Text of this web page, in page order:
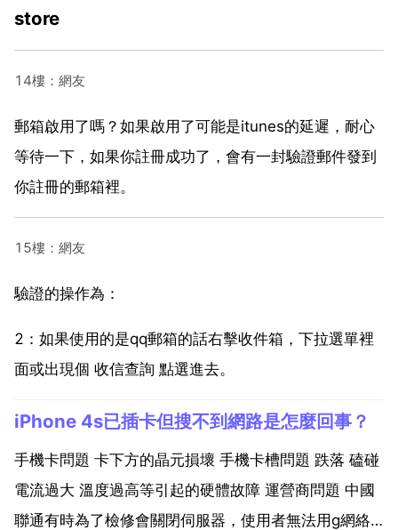
store
14樓：網友
郵箱啟用了嗎？如果啟用了可能是itunes的延遲，耐心
等待一下，如果你註冊成功了，會有一封驗證郵件發到
你註冊的郵箱裡。
15樓：網友
驗證的操作為：
2：如果使用的是qq郵箱的話右擊收件箱，下拉選單裡
面或出現個 收信查詢 點選進去。
iPhone 4s已插卡但搜不到網路是怎麼回事？
手機卡問題 卡下方的晶元損壞 手機卡槽問題 跌落 磕碰
電流過大 溫度過高等引起的硬體故障 運營商問題 中國
聯通有時為了檢修會關閉伺服器，使用者無法用g網絡